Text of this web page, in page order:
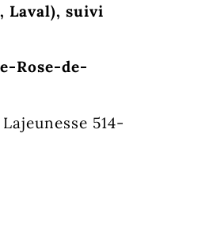
Laval), suivi
Rose-de-
514-